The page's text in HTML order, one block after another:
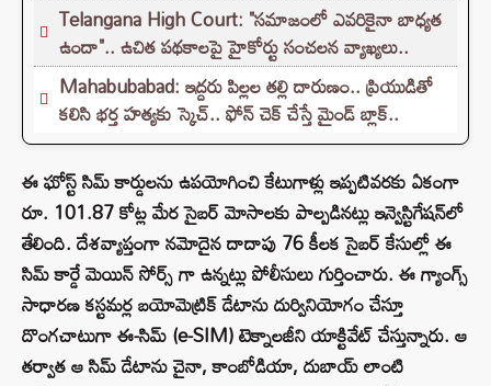
Telangana High Court: "సమాజంలో ఎవరికైనా బాధ్యత
ఉందా".. ఉచిత పథకాలపై హైకోర్టు సంచలన వ్యాఖ్యలు..
Mahabubabad: ఇద్దరు పిల్లల తల్లి దారుణం.. ప్రియుడితో
కలిసి భర్త హత్యకు స్కెచ్.. ఫోన్ చెక్ చేస్తే మైండ్ బ్లాక్..
ఈ ఘోస్ట్ సిమ్ కార్డులను ఉపయోగించి కేటుగాళ్లు ఇప్పటివరకు ఏకంగా
రూ. 101.87 కోట్ల మేర సైబర్ మోసాలకు పాల్పడినట్లు ఇన్వెస్టిగేషన్‌లో
తేలింది. దేశవ్యాప్తంగా నమోదైన దాదాపు 76 కీలక సైబర్ కేసుల్లో ఈ
సిమ్ కార్డే మెయిన్ సోర్స్ గా ఉన్నట్లు పోలీసులు గుర్తించారు. ఈ గ్యాంగ్స్
సాధారణ కస్టమర్ల బయోమెట్రిక్ డేటాను దుర్వినియోగం చేస్తూ
దొంగచాటుగా ఈ-సిమ్ (e-SIM) టెక్నాలజీని యాక్టివేట్ చేస్తున్నారు. ఆ
తర్వాత ఆ సిమ్ డేటాను చైనా, కాంబోడియా, దుబాయ్ లాంటి